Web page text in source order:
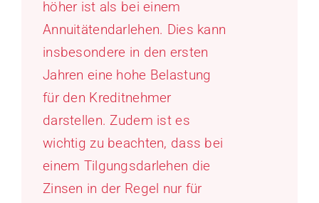
höher ist als bei einem
Annuitätendarlehen. Dies kann
insbesondere in den ersten
Jahren eine hohe Belastung
für den Kreditnehmer
darstellen. Zudem ist es
wichtig zu beachten, dass bei
einem Tilgungsdarlehen die
Zinsen in der Regel nur für